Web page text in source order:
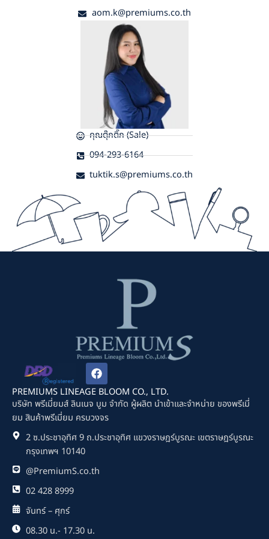
aom.k@premiums.co.th
คุณตุ๊กติ๊ก (Sale)
094-293-6164
tuktik.s@premiums.co.th
F
a
c
e
b
o
o
k
PREMIUMS LINEAGE BLOOM CO., LTD.
บริษัท พรีเมี่ยมส์ ลินเนจ บูม จำกัด ผู้ผลิต นำเข้าและจำหน่าย ของพรีเมี่
ยม สินค้าพรีเมี่ยม ครบวงจร
2 ซ.ประชาอุทิศ 9 ถ.ประชาอุทิศ แขวงราษฎร์บูรณะ เขตราษฎร์บูรณะ
กรุงเทพฯ 10140
@PremiumS.co.th
02 428 8999
จันทร์ – ศุกร์
08.30 น.- 17.30 น.